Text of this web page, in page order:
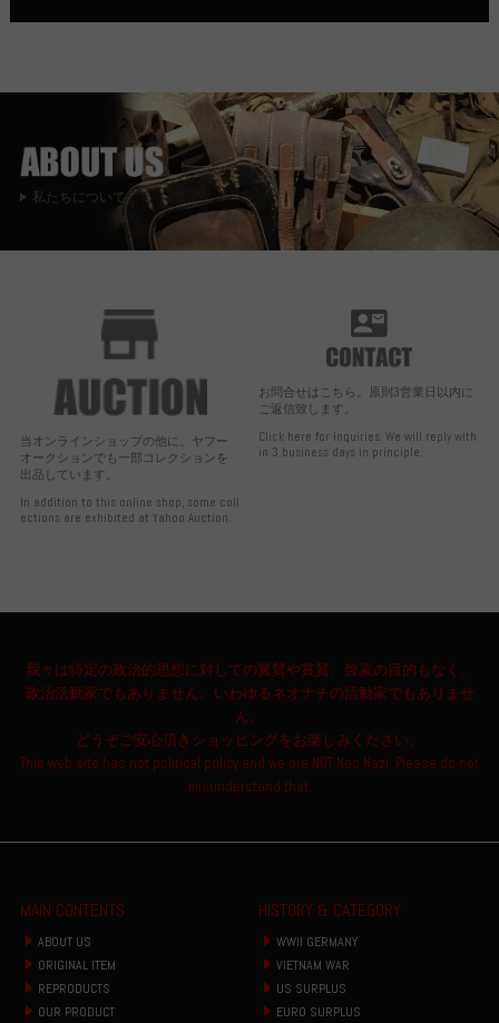
私たちについて
当オンラインショップの他に、ヤフー
オークションでも一部コレクションを
出品しています。
In addition to this online shop, some coll
ections are exhibited at Yahoo Auction.
お問合せはこちら。原則3営業日以内に
ご返信致します。
Click here for inquiries. We will reply with
in 3 business days in principle.
我々は特定の政治的思想に対しての翼賛や賞賛、啓蒙の目的もなく、
政治活動家でもありません。いわゆるネオナチの活動家でもありませ
ん。
どうぞご安心頂きショッピングをお楽しみください。
This web site has not political policy and we are NOT Neo Nazi. Please do not
misunderstand that.
MAIN CONTENTS
ABOUT US
ORIGINAL ITEM
REPRODUCTS
OUR PRODUCT
HISTORY & CATEGORY
WWII GERMANY
VIETNAM WAR
US SURPLUS
EURO SURPLUS